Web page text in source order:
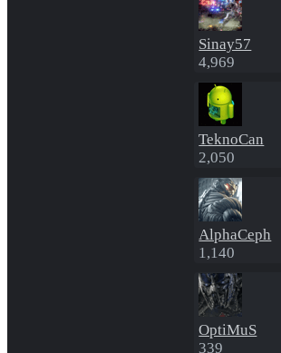
Sinay57
4,969
TeknoCan
2,050
AlphaCeph
1,140
OptiMuS
339